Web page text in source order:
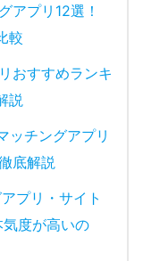
アプリ12選！
較
おすすめランキ
説
ッチングアプリ
底解説
プリ・サイト
度が高いの